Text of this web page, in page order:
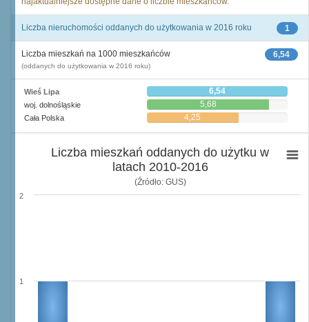
1
Liczba nieruchomości oddanych do użytkowania w 2016 roku
6,54
Liczba mieszkań na 1000 mieszkańców
(oddanych do użytkowania w 2016 roku)
Wieś Lipa 6,54
woj. dolnośląskie 5,68
Cała Polska 4,25
Liczba mieszkań oddanych do użytku w
latach 2010-2016
(Źródło: GUS)
1
2